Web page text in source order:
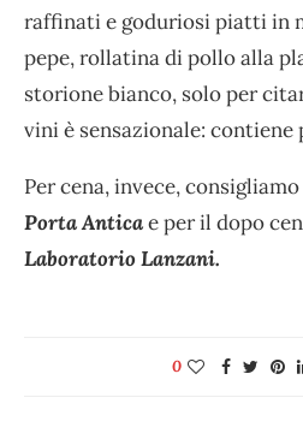
raffinati e goduriosi piatti in
pepe, rollatina di pollo alla
storione bianco, solo per
vini è sensazionale:
Per cena, invece,
Porta Anticae per il dopo
Laboratorio Lanzani.
0